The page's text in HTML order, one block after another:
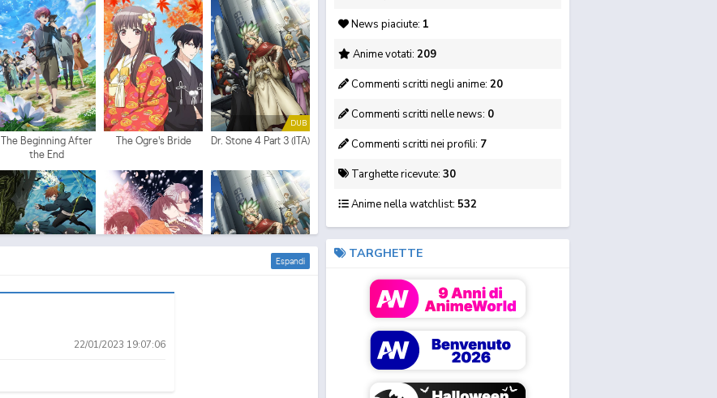
The Beginning After
the End
The Ogre's Bride
DUB
Dr. Stone 4 Part 3 (ITA)
Espandi
22/01/2023 19:07:06
News piaciute: 1
Anime votati: 209
Commenti scritti negli anime: 20
Commenti scritti nelle news: 0
Commenti scritti nei profili: 7
Targhette ricevute: 30
Anime nella watchlist: 532
TARGHETTE